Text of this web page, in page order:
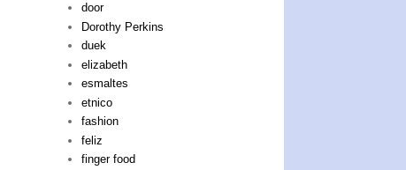
door
Dorothy Perkins
duek
elizabeth
esmaltes
etnico
fashion
feliz
finger food